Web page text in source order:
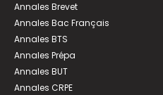
Annales Brevet
Annales Bac Français
Annales BTS
Annales Prépa
Annales BUT
Annales CRPE